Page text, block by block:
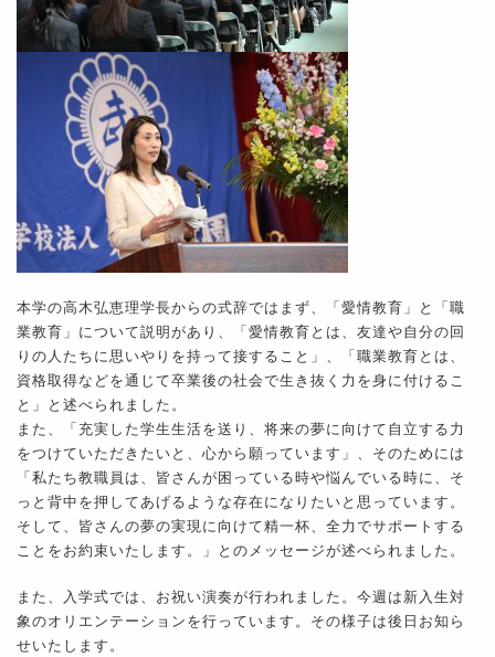
本学の高木弘恵理学長からの式辞ではまず、「愛情教育」と「職
業教育」について説明があり、「愛情教育とは、友達や自分の回
りの人たちに思いやりを持って接すること」、「職業教育とは、
資格取得などを通じて卒業後の社会で生き抜く力を身に付けるこ
と」と述べられました。
また、「充実した学生生活を送り、将来の夢に向けて自立する力
をつけていただきたいと、心から願っています」、そのためには
「私たち教職員は、皆さんが困っている時や悩んでいる時に、そ
っと背中を押してあげるような存在になりたいと思っています。
そして、皆さんの夢の実現に向けて精一杯、全力でサポートする
ことをお約束いたします。」とのメッセージが述べられました。
また、入学式では、お祝い演奏が行われました。今週は新入生対
象のオリエンテーションを行っています。その様子は後日お知ら
せいたします。